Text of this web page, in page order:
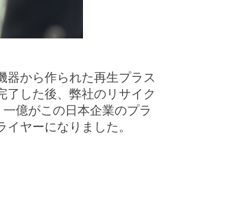
器から作られた再生プラス
了した後、弊社のリサイク
億がこの日本企業のプラ
ヤーになりました。